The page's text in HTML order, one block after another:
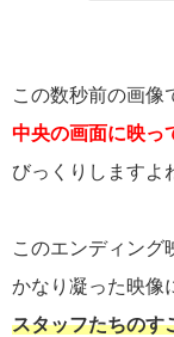
この数秒前の画像
中央の画面に映っ
びっくりしますよ
このエンディング
かなり凝った映像
スタッフたちのす